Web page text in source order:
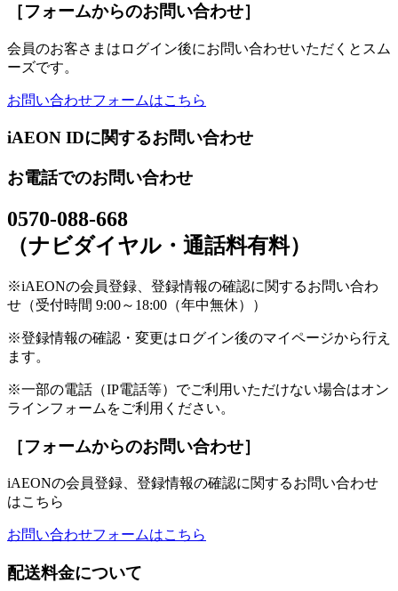
［フォームからのお問い合わせ］
会員のお客さまはログイン後にお問い合わせいただくとスム
ーズです。
お問い合わせフォームはこちら
iAEON IDに関するお問い合わせ
お電話でのお問い合わせ
0570-088-668
（ナビダイヤル・通話料有料）
※iAEONの会員登録、登録情報の確認に関するお問い合わ
せ（受付時間 9:00～18:00（年中無休））
※登録情報の確認・変更はログイン後のマイページから行え
ます。
※一部の電話（IP電話等）でご利用いただけない場合はオン
ラインフォームをご利用ください。
［フォームからのお問い合わせ］
iAEONの会員登録、登録情報の確認に関するお問い合わせ
はこちら
お問い合わせフォームはこちら
配送料金について